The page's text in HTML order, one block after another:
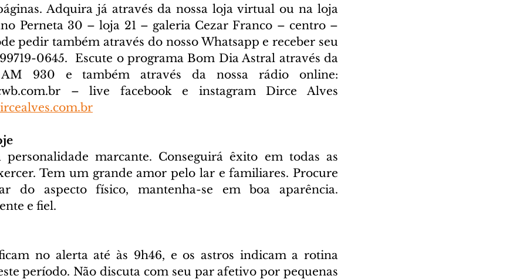
Adquira já através da nossa loja virtual ou na loja
Perneta 30 – loja 21 – galeria Cezar Franco – centro –
pedir também através do nosso Whatsapp e receber seu
0645.
Escute o programa Bom Dia Astral através da
– live facebook e instagram Dirce Alves
marcante. Conseguirá êxito em todas as
Tem um grande amor pelo lar e familiares. Procure
do aspecto físico, mantenha-se em boa aparência.
e fiel.
no alerta até às 9h46, e os astros indicam a rotina
período. Não discuta com seu par afetivo por pequenas